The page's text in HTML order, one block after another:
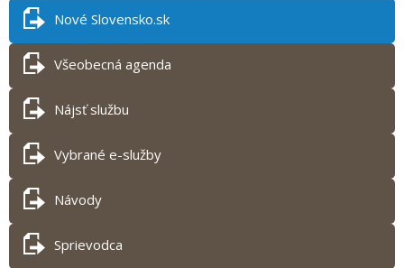
Nové Slovensko.sk
Všeobecná agenda
Nájsť službu
Vybrané e-služby
Návody
Sprievodca
Tlač obsahu